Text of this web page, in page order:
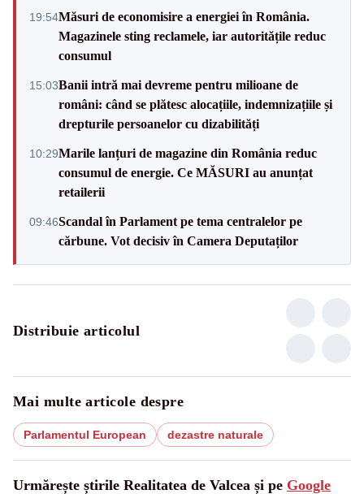
19:54Măsuri de economisire a energiei în România.
Magazinele sting reclamele, iar autoritățile reduc
consumul
15:03Banii intră mai devreme pentru milioane de
români: când se plătesc alocațiile, indemnizațiile și
drepturile persoanelor cu dizabilități
10:29Marile lanțuri de magazine din România reduc
consumul de energie. Ce MĂSURI au anunțat
retailerii
09:46Scandal în Parlament pe tema centralelor pe
cărbune. Vot decisiv în Camera Deputaților
Distribuie articolul
Mai multe articole despre
Parlamentul European dezastre naturale
Urmărește știrile Realitatea de Valcea și pe Google